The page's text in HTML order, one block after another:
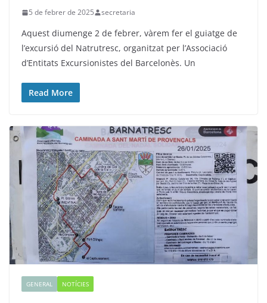
5 de febrer de 2025 secretaria
Aquest diumenge 2 de febrer, vàrem fer el guiatge de
l’excursió del Natrutresc, organitzat per l’Associació
d’Entitats Excursionistes del Barcelonès. Un
Read More
GENERAL NOTÍCIES